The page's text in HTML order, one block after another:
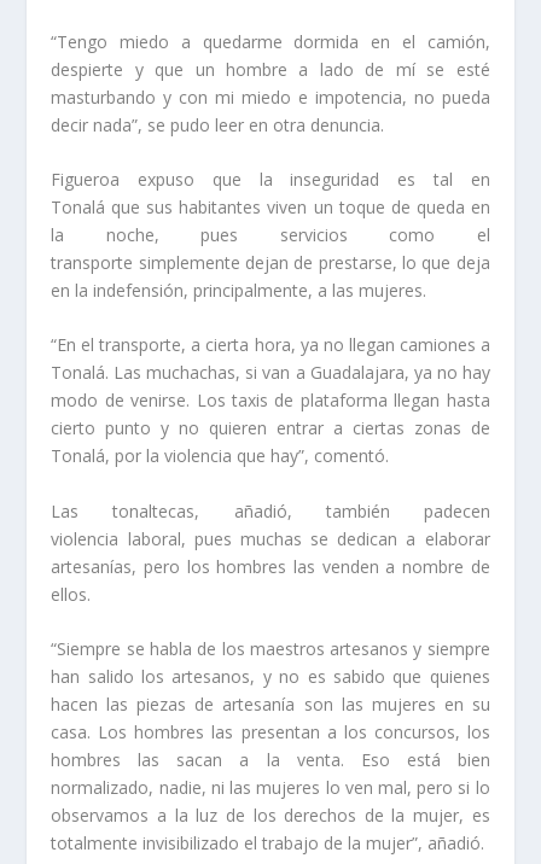
“Tengo miedo a quedarme dormida en el camión,
despierte y que un hombre a lado de mí se esté
masturbando y con mi miedo e impotencia, no pueda
decir nada”, se pudo leer en otra denuncia.
Figueroa expuso que la inseguridad es tal en
Tonalá que sus habitantes viven un toque de queda en
la noche, pues servicios como el
transporte simplemente dejan de prestarse, lo que deja
en la indefensión, principalmente, a las mujeres.
“En el transporte, a cierta hora, ya no llegan camiones a
Tonalá. Las muchachas, si van a Guadalajara, ya no hay
modo de venirse. Los taxis de plataforma llegan hasta
cierto punto y no quieren entrar a ciertas zonas de
Tonalá, por la violencia que hay”, comentó.
Las tonaltecas, añadió, también padecen
violencia laboral, pues muchas se dedican a elaborar
artesanías, pero los hombres las venden a nombre de
ellos.
“Siempre se habla de los maestros artesanos y siempre
han salido los artesanos, y no es sabido que quienes
hacen las piezas de artesanía son las mujeres en su
casa. Los hombres las presentan a los concursos, los
hombres las sacan a la venta. Eso está bien
normalizado, nadie, ni las mujeres lo ven mal, pero si lo
observamos a la luz de los derechos de la mujer, es
totalmente invisibilizado el trabajo de la mujer”, añadió.